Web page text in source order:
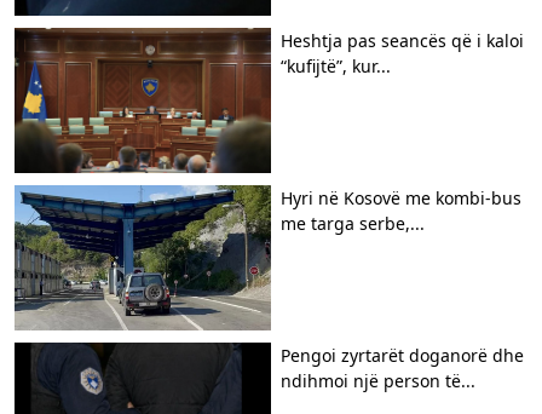
Heshtja pas seancës që i kaloi
“kufijtë”, kur...
Hyri në Kosovë me kombi-bus
me targa serbe,...
Pengoi zyrtarët doganorë dhe
ndihmoi një person të...